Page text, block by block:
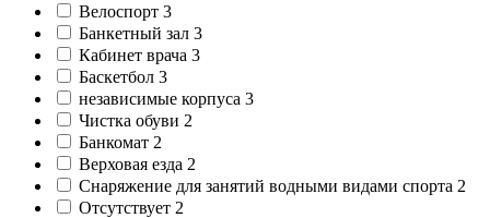
Велоспорт 3
Банкетный зал 3
Кабинет врача 3
Баскетбол 3
независимые корпуса 3
Чистка обуви 2
Банкомат 2
Верховая езда 2
Снаряжение для занятий водными видами спорта 2
Отсутствует 2